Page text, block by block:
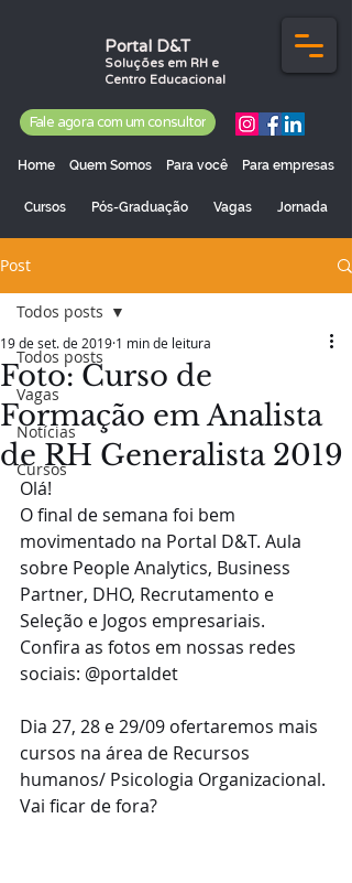
Portal D&T
Soluções em RH e
Centro Educacional
Fale agora com um consultor
Home Quem Somos Para você Para empresas
Cursos Pós-Graduação Vagas Jornada
Post
Todos posts
Vagas
Notícias
Cursos
Todos posts
Foto: Curso de
Formação em Analista
de RH Generalista 2019
19 de set. de 2019 1 min de leitura
Olá!
O final de semana foi bem
movimentado na Portal D&T. Aula
sobre People Analytics, Business
Partner, DHO, Recrutamento e
Seleção e Jogos empresariais.
Confira as fotos em nossas redes
sociais: @portaldet
Dia 27, 28 e 29/09 ofertaremos mais
cursos na área de Recursos
humanos/ Psicologia Organizacional.
Vai ficar de fora?